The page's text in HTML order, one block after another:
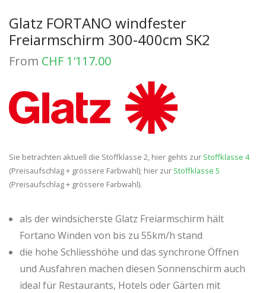
Glatz FORTANO windfester
Freiarmschirm 300-400cm SK2
From CHF 1'117.00
Sie betrachten aktuell die Stoffklasse 2, hier gehts zur Stoffklasse 4
(Preisaufschlag + grössere Farbwahl); hier zur Stoffklasse 5
(Preisaufschlag + grössere Farbwahl).
als der windsicherste Glatz Freiarmschirm hält
Fortano Winden von bis zu 55km/h stand
die hohe Schliesshöhe und das synchrone Öffnen
und Ausfahren machen diesen Sonnenschirm auch
ideal für Restaurants, Hotels oder Gärten mit